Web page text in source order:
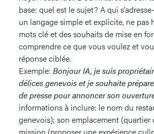
base: quel est le sujet? A qui
un langage simple et explicite, ne pas
mots clé et des souhaits de mise en
comprendre ce que vous voulez et
réponse ciblée.
Exemple: Bonjour IA, je suis
délices genevois et je souhaite
de presse pour annoncer son
informations à inclure: le nom du
genevois); son emplacement (quartier